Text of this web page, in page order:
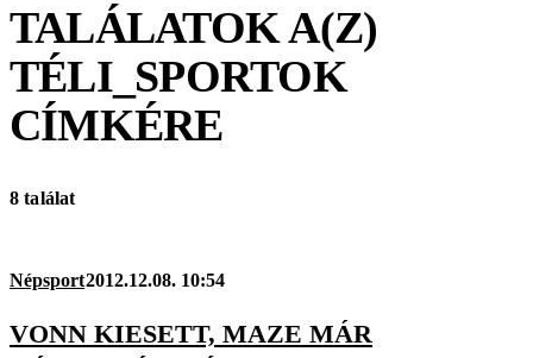
TALÁLATOK A(Z)
TÉLI_SPORTOK
CÍMKÉRE
8 találat
Népsport2012.12.08. 10:54
VONN KIESETT, MAZE MÁR